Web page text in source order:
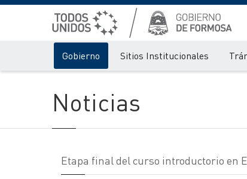
Gobierno Sitios Institucionales
Noticias
Etapa final del curso introductorio en